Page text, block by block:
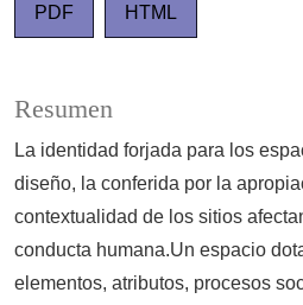
PDF HTML
Resumen
La identidad forjada para los
diseño, la conferida por la
contextualidad de los sitios
conducta humana.Un espacio
elementos, atributos, procesos